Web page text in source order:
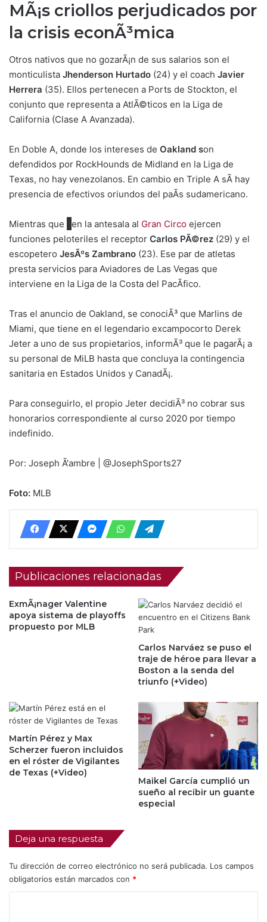
MÃ¡s criollos perjudicados por
la crisis econÃ³mica
Otros nativos que no gozarÃ¡n de sus salarios son el
monticulista Jhenderson Hurtado (24) y el coach Javier
Herrera (35). Ellos pertenecen a Ports de Stockton, el
conjunto que representa a AtlÃ©ticos en la Liga de
California (Clase A Avanzada).
En Doble A, donde los intereses de Oakland son
defendidos por RockHounds de Midland en la Liga de
Texas, no hay venezolanos. En cambio en Triple A sÃ­ hay
presencia de efectivos oriundos del paÃ­s sudamericano.
Mientras que en la antesala al Gran Circoejercen
funciones peloteriles el receptor Carlos PÃ©rez (29) y el
escopetero JesÃºs Zambrano (23). Ese par de atletas
presta servicios para Aviadores de Las Vegas que
interviene en la Liga de la Costa del PacÃ­fico.
Tras el anuncio de Oakland, se conociÃ³ que Marlins de
Miami, que tiene en el legendario excampocorto Derek
Jeter a uno de sus propietarios, informÃ³ que le pagarÃ¡ a
su personal de MiLB hasta que concluya la contingencia
sanitaria en Estados Unidos y CanadÃ¡.
Para conseguirlo, el propio Jeter decidiÃ³ no cobrar sus
honorarios correspondiente al curso 2020 por tiempo
indefinido.
Por: Joseph Ã‘ambre | @JosephSports27
Foto: MLB
Publicaciones relacionadas
ExmÃ¡nager Valentine
apoya sistema de playoffs
propuesto por MLB
Carlos Narváez se puso el
traje de héroe para llevar a
Boston a la senda del
triunfo (+Video)
Martín Pérez y Max
Scherzer fueron incluidos
en el róster de Vigilantes
de Texas (+Video)
Maikel García cumplió un
sueño al recibir un guante
especial
Deja una respuesta
Tu dirección de correo electrónico no será publicada. Los campos
obligatorios están marcados con *